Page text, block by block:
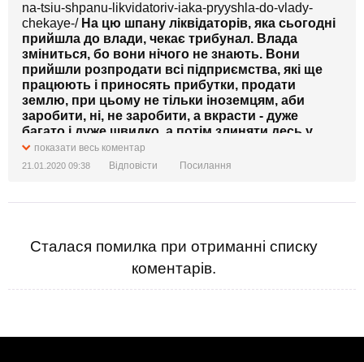
na-tsiu-shpanu-likvidatoriv-iaka-pryyshla-do-vlady-
chekaye-/ На цю шпану ліквідаторів, яка сьогодні
прийшла до влади, чекає трибунал. Влада
зміниться, бо вони нічого не знають. Вони
прийшли розпродати всі підприємства, які ще
працюють і приносять прибутки, продати
землю, при цьому не тільки іноземцям, аби
заробити, ні, не заробити, а вкрасти - дуже
багато і дуже швидко, а потім злиняти десь у
теплі краї», - виголосив Степан Хмара.
Він наголосив, що чинні владці нічого не знають
(важливі) тільки гроші, тому вони брешуть,
брешуть і ще раз брешуть, хитрують», -
наголосив Степан Хмара.
показати весь коментар
21.01.2020 09:38 Відповісти Посилання
Сталася помилка при отриманні списку
коментарів.